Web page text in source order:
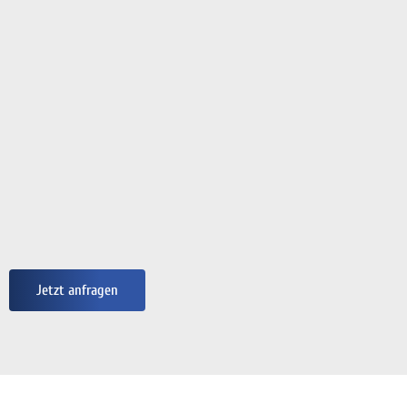
Jetzt anfragen